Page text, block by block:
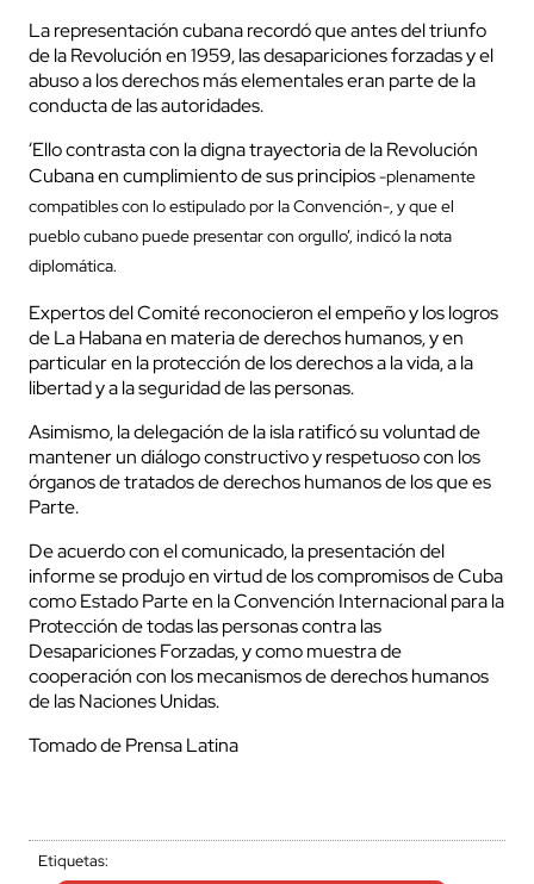
La representación cubana recordó que antes del triunfo
de la Revolución en 1959, las desapariciones forzadas y el
abuso a los derechos más elementales eran parte de la
conducta de las autoridades.
‘Ello contrasta con la digna trayectoria de la Revolución
Cubana en cumplimiento de sus principios-plenamente
compatibles con lo estipulado por la Convención-, y que el
pueblo cubano puede presentar con orgullo’, indicó la nota
diplomática.
Expertos del Comité reconocieron el empeño y los logros
de La Habana en materia de derechos humanos, y en
particular en la protección de los derechos a la vida, a la
libertad y a la seguridad de las personas.
Asimismo, la delegación de la isla ratificó su voluntad de
mantener un diálogo constructivo y respetuoso con los
órganos de tratados de derechos humanos de los que es
Parte.
De acuerdo con el comunicado, la presentación del
informe se produjo en virtud de los compromisos de Cuba
como Estado Parte en la Convención Internacional para la
Protección de todas las personas contra las
Desapariciones Forzadas, y como muestra de
cooperación con los mecanismos de derechos humanos
de las Naciones Unidas.
Tomado de Prensa Latina
Etiquetas: